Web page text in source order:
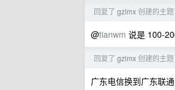
回复了 gzlmx创建的主题
@tianwm 说是 100-
回复了 gzlmx创建的主题
广东电信换到广东联